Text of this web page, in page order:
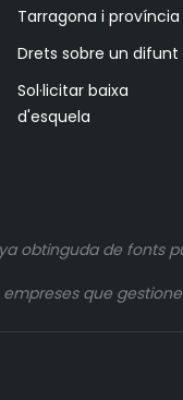
Tarragona i província
Drets sobre un difunt
Sol·licitar baixa
d'esquela
obtinguda de fonts
que